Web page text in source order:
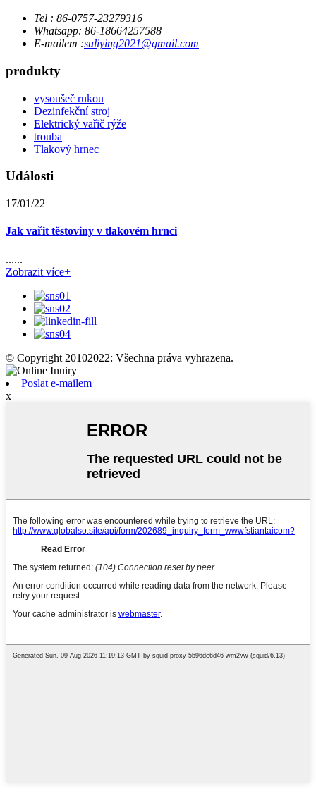
Tel : 86-0757-23279316
Whatsapp: 86-18664257588
E-mailem :suliying2021@gmail.com
produkty
vysoušeč rukou
Dezinfekční stroj
Elektrický vařič rýže
trouba
Tlakový hrnec
Události
17/01/22
Jak vařit těstoviny v tlakovém hrnci
......
Zobrazit více+
© Copyright 20102022: Všechna práva vyhrazena.
Poslat e-mailem
x